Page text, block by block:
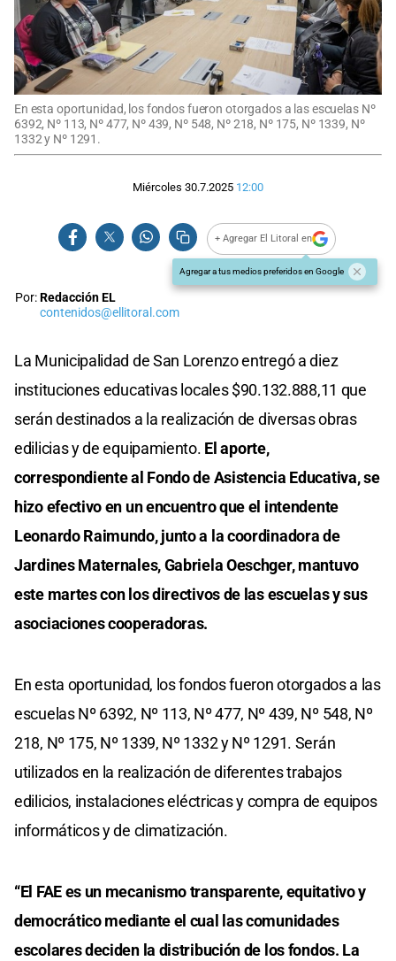
En esta oportunidad, los fondos fueron otorgados a las escuelas Nº
6392, Nº 113, Nº 477, Nº 439, Nº 548, Nº 218, Nº 175, Nº 1339, Nº
1332 y Nº 1291.
Miércoles 30.7.2025 12:00
+ Agregar El Litoral en
Agregar a tus medios preferidos en Google
Por:Redacción EL
contenidos@ellitoral.com
La Municipalidad de San Lorenzo entregó a diez
instituciones educativas locales $90.132.888,11 que
serán destinados a la realización de diversas obras
edilicias y de equipamiento. El aporte,
correspondiente al Fondo de Asistencia Educativa, se
hizo efectivo en un encuentro que el intendente
Leonardo Raimundo, junto a la coordinadora de
Jardines Maternales, Gabriela Oeschger, mantuvo
este martes con los directivos de las escuelas y sus
asociaciones cooperadoras.
En esta oportunidad, los fondos fueron otorgados a las
escuelas Nº 6392, Nº 113, Nº 477, Nº 439, Nº 548, Nº
218, Nº 175, Nº 1339, Nº 1332 y Nº 1291. Serán
utilizados en la realización de diferentes trabajos
edilicios, instalaciones eléctricas y compra de equipos
informáticos y de climatización.
“El FAE es un mecanismo transparente, equitativo y
democrático mediante el cual las comunidades
escolares deciden la distribución de los fondos. La